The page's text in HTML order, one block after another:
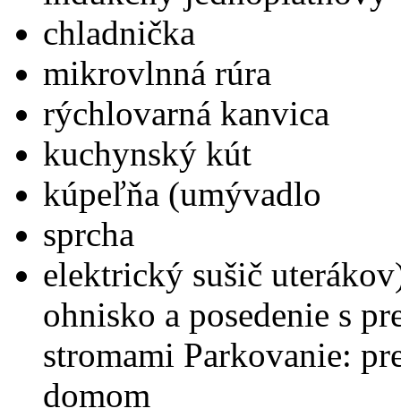
chladnička
mikrovlnná rúra
rýchlovarná kanvica
kuchynský kút
kúpeľňa (umývadlo
sprcha
elektrický sušič
ohnisko a posedenie s
stromami Parkovanie:
domom